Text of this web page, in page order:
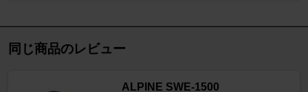
同じ商品のレビュー
ALPINE SWE-1500